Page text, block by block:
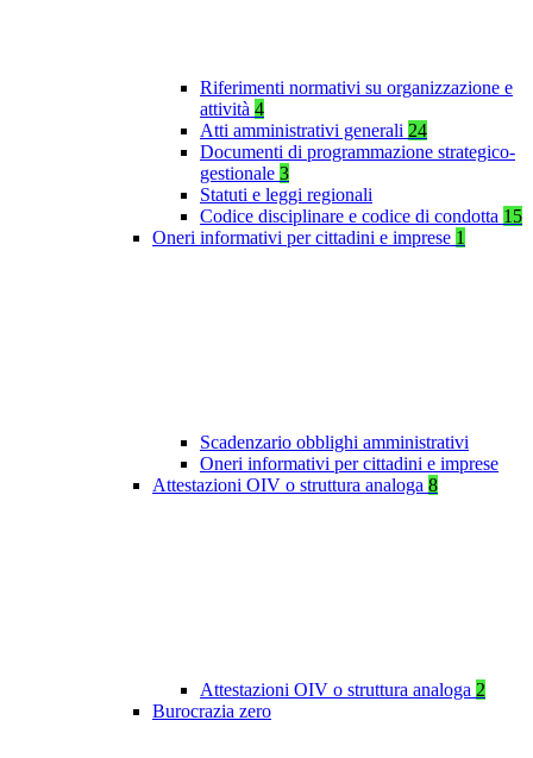
Riferimenti normativi su organizzazione e
attività 4
Atti amministrativi generali 24
Documenti di programmazione strategico-
gestionale 3
Statuti e leggi regionali
Codice disciplinare e codice di condotta 15
Oneri informativi per cittadini e imprese 1
Scadenzario obblighi amministrativi
Oneri informativi per cittadini e imprese
Attestazioni OIV o struttura analoga 8
Attestazioni OIV o struttura analoga 2
Burocrazia zero